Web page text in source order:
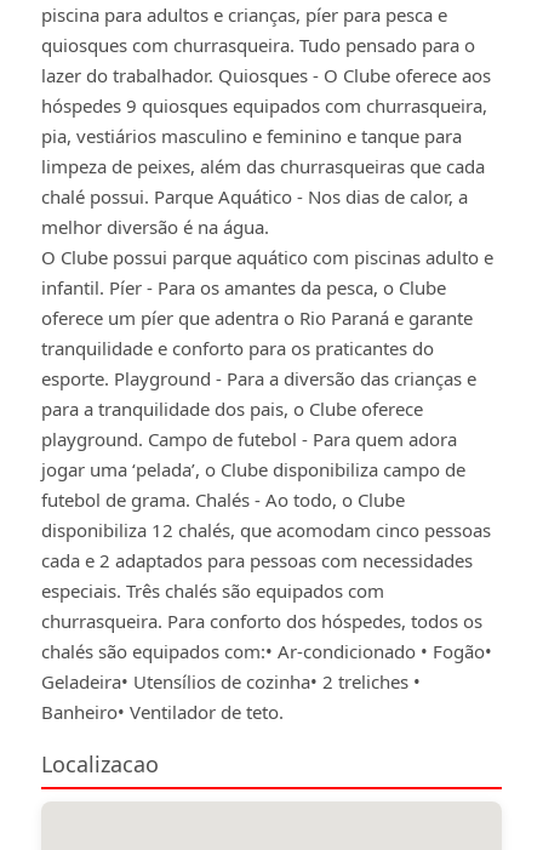
piscina para adultos e crianças, píer para pesca e
quiosques com churrasqueira. Tudo pensado para o
lazer do trabalhador. Quiosques - O Clube oferece aos
hóspedes 9 quiosques equipados com churrasqueira,
pia, vestiários masculino e feminino e tanque para
limpeza de peixes, além das churrasqueiras que cada
chalé possui. Parque Aquático - Nos dias de calor, a
melhor diversão é na água.
O Clube possui parque aquático com piscinas adulto e
infantil. Píer - Para os amantes da pesca, o Clube
oferece um píer que adentra o Rio Paraná e garante
tranquilidade e conforto para os praticantes do
esporte. Playground - Para a diversão das crianças e
para a tranquilidade dos pais, o Clube oferece
playground. Campo de futebol - Para quem adora
jogar uma ‘pelada’, o Clube disponibiliza campo de
futebol de grama. Chalés - Ao todo, o Clube
disponibiliza 12 chalés, que acomodam cinco pessoas
cada e 2 adaptados para pessoas com necessidades
especiais. Três chalés são equipados com
churrasqueira. Para conforto dos hóspedes, todos os
chalés são equipados com:• Ar-condicionado • Fogão•
Geladeira• Utensílios de cozinha• 2 treliches •
Banheiro• Ventilador de teto.
Localizacao